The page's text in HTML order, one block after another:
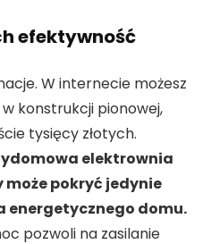
efektywność
W internecie możesz
konstrukcji pionowej,
tysięcy złotych.
elektrownia
pokryć jedynie
energetycznego domu.
pozwoli na zasilanie